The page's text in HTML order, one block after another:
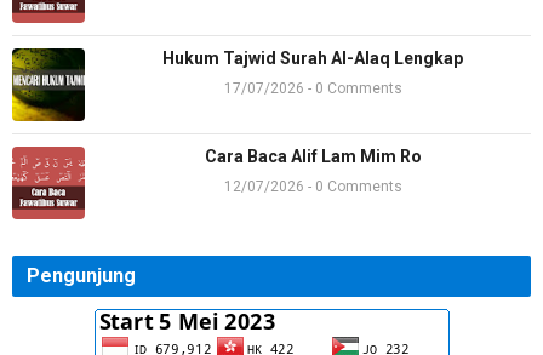
The Queen of Pearl
Jazaakillah khoir. Sangat bermanfaat. …
Alhamdulillah dapat panduan yg sangat je…
alifpena
Hukum Tajwid Surah Al-Alaq Lengkap
17/07/2026 - 0 Comments
Cara Baca Alif Lam Mim Ro
12/07/2026 - 0 Comments
Pengunjung